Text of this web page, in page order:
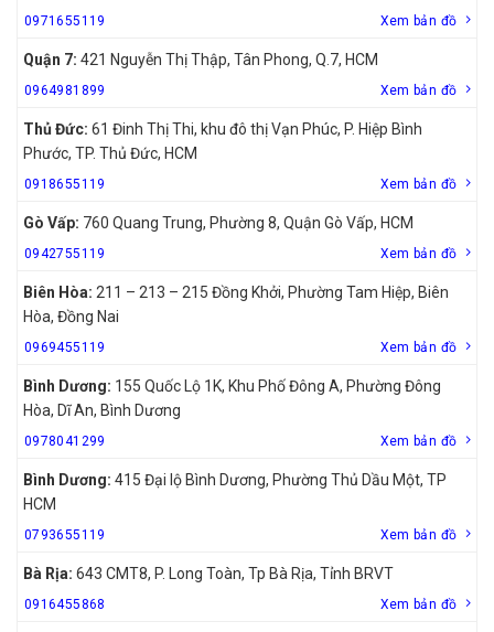
0971655119 Xem bản đồ
Quận 7: 421 Nguyễn Thị Thập, Tân Phong, Q.7, HCM
0964981899 Xem bản đồ
Thủ Đức: 61 Đinh Thị Thi, khu đô thị Vạn Phúc, P. Hiệp Bình
Phước, TP. Thủ Đức, HCM
0918655119 Xem bản đồ
Gò Vấp: 760 Quang Trung, Phường 8, Quận Gò Vấp, HCM
0942755119 Xem bản đồ
Biên Hòa: 211 – 213 – 215 Đồng Khởi, Phường Tam Hiệp, Biên
Hòa, Đồng Nai
0969455119 Xem bản đồ
Bình Dương: 155 Quốc Lộ 1K, Khu Phố Đông A, Phường Đông
Hòa, Dĩ An, Bình Dương
0978041299 Xem bản đồ
Bình Dương: 415 Đại lộ Bình Dương, Phường Thủ Dầu Một, TP
HCM
0793655119 Xem bản đồ
Bà Rịa: 643 CMT8, P. Long Toàn, Tp Bà Rịa, Tỉnh BRVT
0916455868 Xem bản đồ